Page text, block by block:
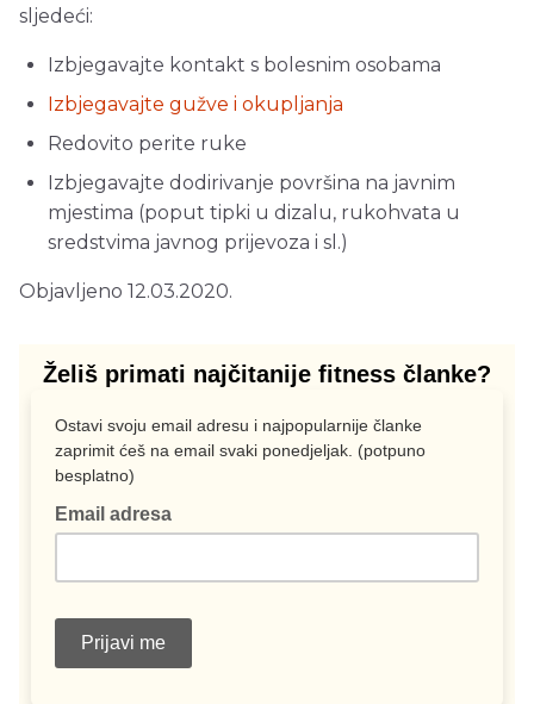
sljedeći:
Izbjegavajte kontakt s bolesnim osobama
Izbjegavajte gužve i okupljanja
Redovito perite ruke
Izbjegavajte dodirivanje površina na javnim
mjestima (poput tipki u dizalu, rukohvata u
sredstvima javnog prijevoza i sl.)
Objavljeno 12.03.2020.